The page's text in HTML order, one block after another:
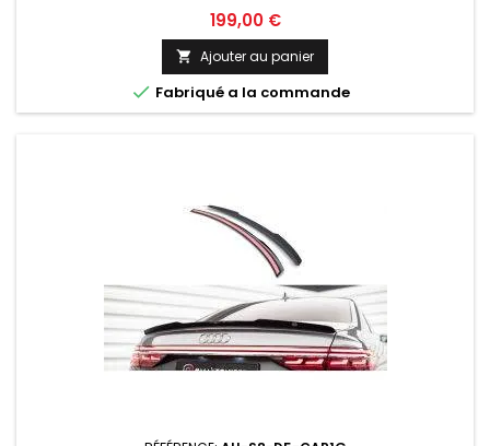
Prix
199,00 €
 Ajouter au panier
 Fabriqué a la commande